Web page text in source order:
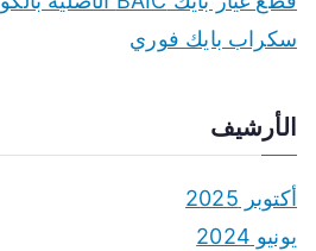
سكراب بايك فوري
الأرشيف
أكتوبر 2025
يونيو 2024